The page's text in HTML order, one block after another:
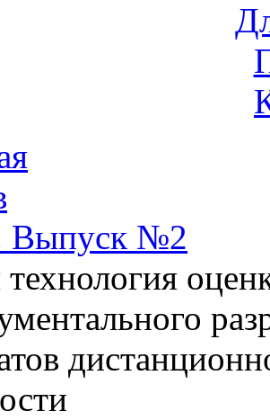
Выпуск №2